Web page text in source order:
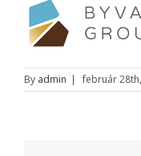
By admin | február